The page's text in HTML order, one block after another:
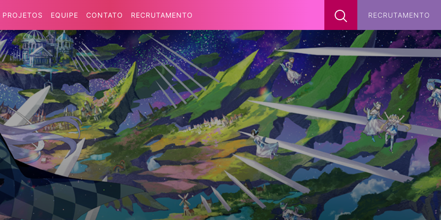
x
PROJETOS EQUIPE CONTATO RECRUTAMENTO RECRUTAMENTO